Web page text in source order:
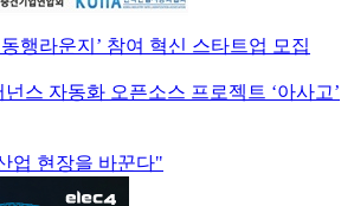
행라운지’ 참여 혁신 스타트업 모집
스 자동화 오픈소스 프로젝트 ‘아사고’
업 현장을 바꾼다"